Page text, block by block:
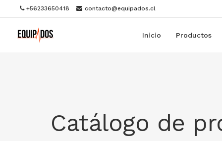
+56233650418 contacto@equipados.cl
Inicio Productos
Catálogo de